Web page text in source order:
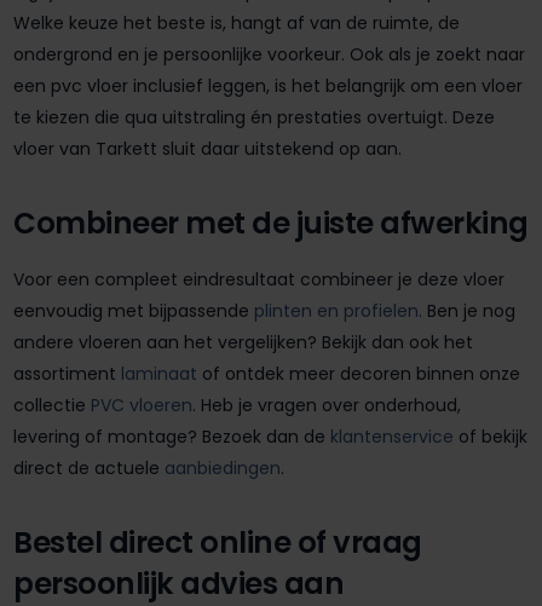
Welke keuze het beste is, hangt af van de ruimte, de
ondergrond en je persoonlijke voorkeur. Ook als je zoekt naar
een pvc vloer inclusief leggen, is het belangrijk om een vloer
te kiezen die qua uitstraling én prestaties overtuigt. Deze
vloer van Tarkett sluit daar uitstekend op aan.
Combineer met de juiste afwerking
Voor een compleet eindresultaat combineer je deze vloer
eenvoudig met bijpassende plinten en profielen. Ben je nog
andere vloeren aan het vergelijken? Bekijk dan ook het
assortiment laminaat of ontdek meer decoren binnen onze
collectie PVC vloeren. Heb je vragen over onderhoud,
levering of montage? Bezoek dan de klantenservice of bekijk
direct de actuele aanbiedingen.
Bestel direct online of vraag
persoonlijk advies aan